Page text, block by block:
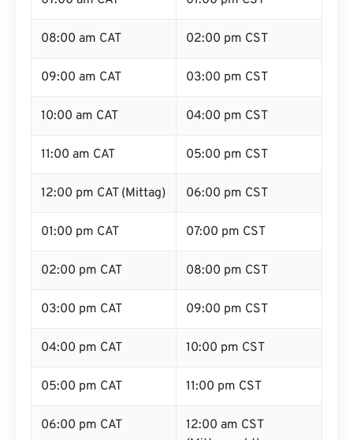
08:00 am CAT 02:00 pm CST
09:00 am CAT 03:00 pm CST
10:00 am CAT 04:00 pm CST
11:00 am CAT 05:00 pm CST
12:00 pm CAT (Mittag) 06:00 pm CST
01:00 pm CAT 07:00 pm CST
02:00 pm CAT 08:00 pm CST
03:00 pm CAT 09:00 pm CST
04:00 pm CAT 10:00 pm CST
05:00 pm CAT 11:00 pm CST
06:00 pm CAT
12:00 am CST